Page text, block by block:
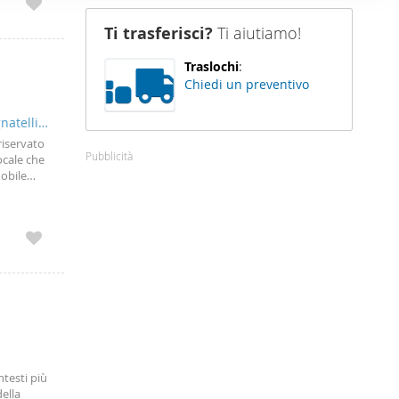
sito
loro
che
più
Ti trasferisci? Ti aiutiamo!
Traslochi:
Chiedi un preventivo
Pubblicità